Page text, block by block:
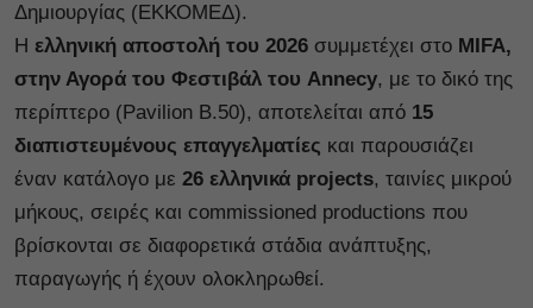
Δημιουργίας (ΕΚΚΟΜΕΔ).
Η ελληνική αποστολή του 2026 συμμετέχει στο MIFA,
στην Αγορά του Φεστιβάλ του Annecy, με το δικό της
περίπτερο (Pavilion B.50), αποτελείται από 15
διαπιστευμένους επαγγελματίες και παρουσιάζει
έναν κατάλογο με 26 ελληνικά projects, ταινίες μικρού
μήκους, σειρές και commissioned productions που
βρίσκονται σε διαφορετικά στάδια ανάπτυξης,
παραγωγής ή έχουν ολοκληρωθεί.